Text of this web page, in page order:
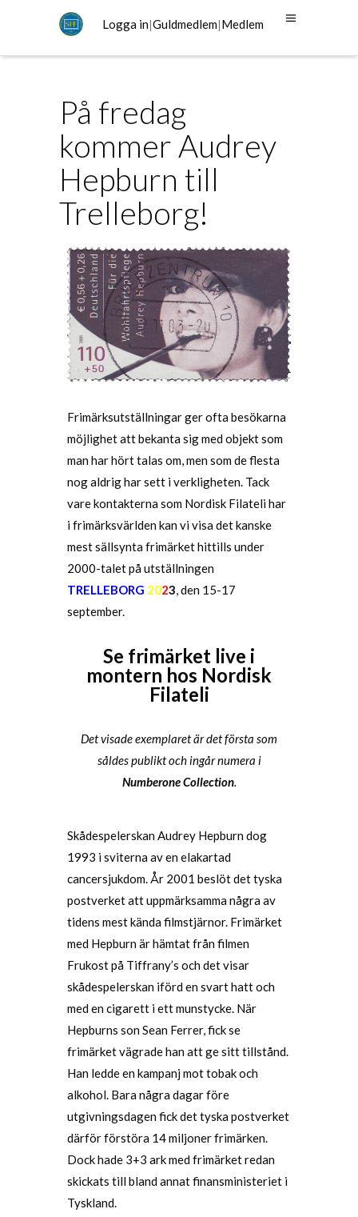
Logga in|Guldmedlem|Medlem
På fredag
kommer Audrey
Hepburn till
Trelleborg!
Frimärksutställningar ger ofta besökarna
möjlighet att bekanta sig med objekt som
man har hört talas om, men som de flesta
nog aldrig har sett i verkligheten. Tack
vare kontakterna som Nordisk Filateli har
i frimärksvärlden kan vi visa det kanske
mest sällsynta frimärket hittills under
2000-talet på utställningen
TRELLEBORG 2023, den 15-17
september.
Se frimärket live i
montern hos Nordisk
Filateli
Det visade exemplaret är det första som
såldes publikt och ingår numera i
Numberone Collection.
Skådespelerskan Audrey Hepburn dog
1993 i sviterna av en elakartad
cancersjukdom. År 2001 beslöt det tyska
postverket att uppmärksamma några av
tidens mest kända filmstjärnor. Frimärket
med Hepburn är hämtat från filmen
Frukost på Tiffrany’s och det visar
skådespelerskan iförd en svart hatt och
med en cigarett i ett munstycke. När
Hepburns son Sean Ferrer, fick se
frimärket vägrade han att ge sitt tillstånd.
Han ledde en kampanj mot tobak och
alkohol. Bara några dagar före
utgivningsdagen fick det tyska postverket
därför förstöra 14 miljoner frimärken.
Dock hade 3+3 ark med frimärket redan
skickats till bland annat finansministeriet i
Tyskland.